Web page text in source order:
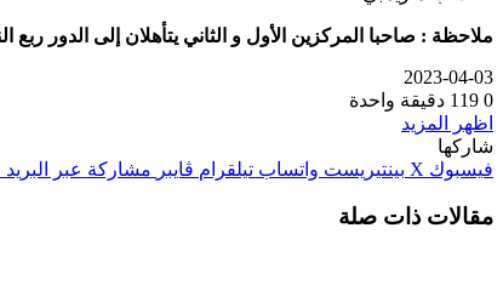
ملاحظة : صاحبا المركزين الأول و الثاني يتأهلان إلى الدور
2023-04-03
0
دقيقة واحدة
اظهر المزيد
شاركها
فيسبوك ‫X بينتيريست واتساب تيلقرام ڤايبر مشاركة عبر البريد
مقالات ذات صلة